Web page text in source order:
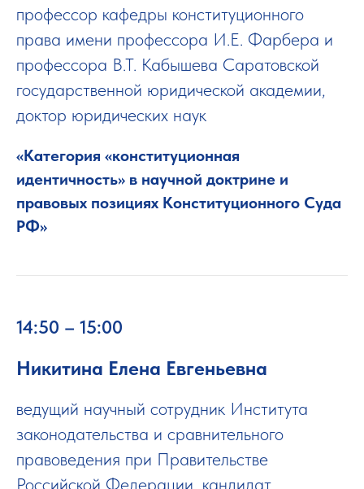
профессор кафедры конституционного
права имени профессора И.Е. Фарбера и
профессора В.Т. Кабышева Саратовской
государственной юридической академии,
доктор юридических наук
«Категория «конституционная
идентичность» в научной доктрине и
правовых позициях Конституционного Суда
РФ»
14:50 – 15:00
Никитина Елена Евгеньевна
ведущий научный сотрудник Института
законодательства и сравнительного
правоведения при Правительстве
Российской Федерации, кандидат